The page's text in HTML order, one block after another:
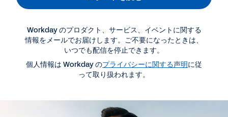
資料ダウンロード・関連情報
レポート
Workday が AI で財務業務を再定義
財務部門が Workday で価値を創出する方法
Workday のプロダクト、サービス、イベントに関する
情報をメールでお届けします。ご不要になったときは、
いつでも配信を停止できます。
個人情報は Workday のプライバシーに関する声明に従
って取り扱われます。